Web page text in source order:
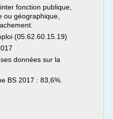
fonction publique,
ou géographique,
(05.62.60.15.19)
données sur la
BS 2017 : 83,6%.